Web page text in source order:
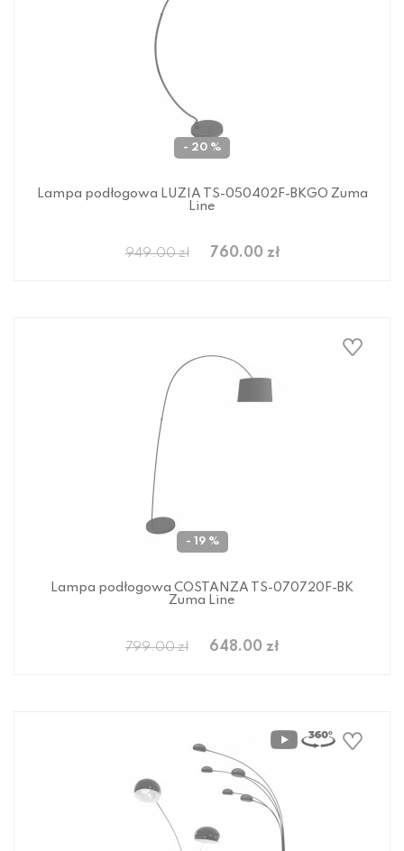
- 20 %
Lampa podłogowa LUZIA TS-050402F-BKGO Zuma
Line
949.00 zł 760.00 zł
- 19 %
Lampa podłogowa COSTANZA TS-070720F-BK
Zuma Line
799.00 zł 648.00 zł